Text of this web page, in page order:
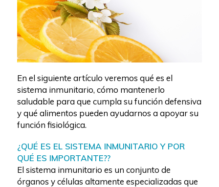
En el siguiente artículo veremos qué es el
sistema inmunitario, cómo mantenerlo
saludable para que cumpla su función defensiva
y qué alimentos pueden ayudarnos a apoyar su
función fisiológica.
¿QUÉ ES EL SISTEMA INMUNITARIO Y POR
QUÉ ES IMPORTANTE??
El sistema inmunitario es un conjunto de
órganos y células altamente especializadas que